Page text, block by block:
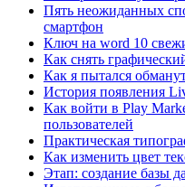
Пять неожиданных
смартфон
Ключ на word 10
Как снять
Как я пытался
История появления
Как войти в Play
пользователей
Практическая
Как изменить цвет
Этап: создание базы